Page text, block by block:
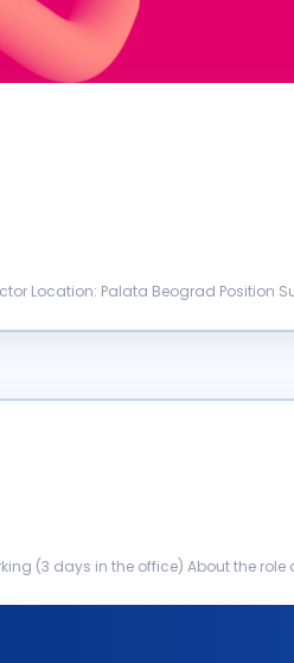
Location: Palata Beograd Position
(3 days in the office) About the